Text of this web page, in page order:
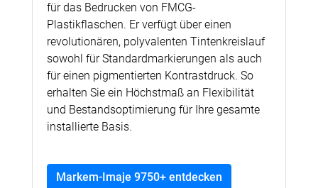
für das Bedrucken von FMCG-
Plastikflaschen. Er verfügt über einen
revolutionären, polyvalenten Tintenkreislauf
sowohl für Standardmarkierungen als auch
für einen pigmentierten Kontrastdruck. So
erhalten Sie ein Höchstmaß an Flexibilität
und Bestandsoptimierung für Ihre gesamte
installierte Basis.
Markem-Imaje 9750+ entdecken